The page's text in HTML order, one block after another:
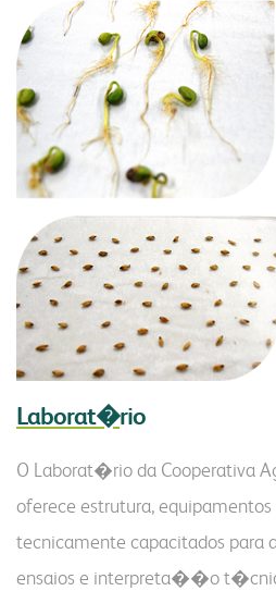
Laborat�rio
O Laborat�rio da Cooperativa
oferece estrutura, equipamentos
tecnicamente capacitados
ensaios e interpreta��o